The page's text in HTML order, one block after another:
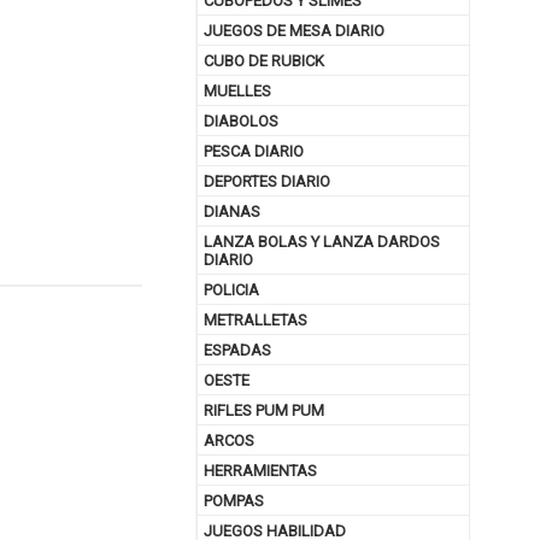
JUEGOS DE MESA DIARIO
CUBO DE RUBICK
MUELLES
DIABOLOS
PESCA DIARIO
DEPORTES DIARIO
DIANAS
LANZA BOLAS Y LANZA DARDOS
DIARIO
POLICIA
METRALLETAS
ESPADAS
OESTE
RIFLES PUM PUM
ARCOS
HERRAMIENTAS
POMPAS
JUEGOS HABILIDAD